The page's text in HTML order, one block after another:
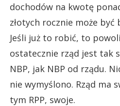
dochodów na kwotę
złotych rocznie może być
Jeśli już to robić, to
ostatecznie rząd jest tak
NBP, jak NBP od rządu.
nie wymyślono. Rząd ma
tym RPP, swoje.